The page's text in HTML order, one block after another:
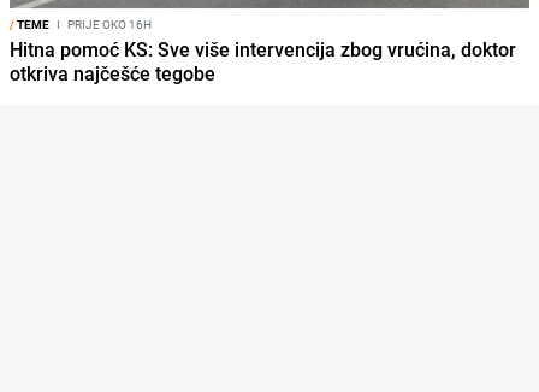
/TEME I PRIJE OKO 16H
Hitna pomoć KS: Sve više intervencija zbog vrućina, doktor
otkriva najčešće tegobe